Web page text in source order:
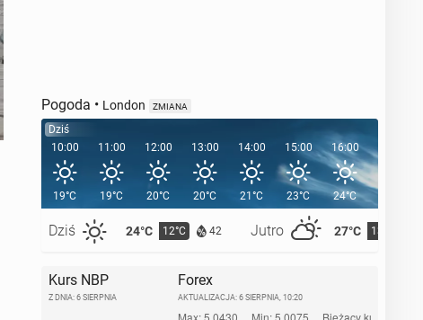
Pogoda • London ZMIANA
Dziś
10:00
19°C
Dziś 24°C 12°C 42 Jutro 27°C 13°C
11:00
19°C
12:00
20°C
13:00
20°C
14:00
21°C
15:00
23°C
16:00
24°C
17:00
Kurs NBP
Z DNIA: 6 SIERPNIA
Forex
AKTUALIZACJA: 6 SIERPNIA, 10:20